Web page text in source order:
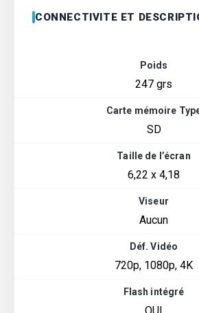
CONNECTIVITE ET
Poids
247 grs
Carte mémoire
SD
Taille de l’écran
6,22 x 4,18
Viseur
Aucun
Déf. Vidéo
720p, 1080p, 4K
Flash intégré
OUI